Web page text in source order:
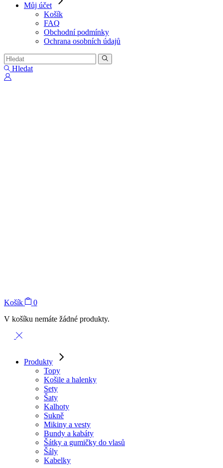
Můj účet
Košík
FAQ
Obchodní podmínky
Ochrana osobních údajů
Hledat
Košík
0
V košíku nemáte žádné produkty.
Produkty
Topy
Košile a halenky
Sety
Šaty
Kalhoty
Sukně
Mikiny a vesty
Bundy a kabáty
Šátky a gumičky do vlasů
Šály
Kabelky